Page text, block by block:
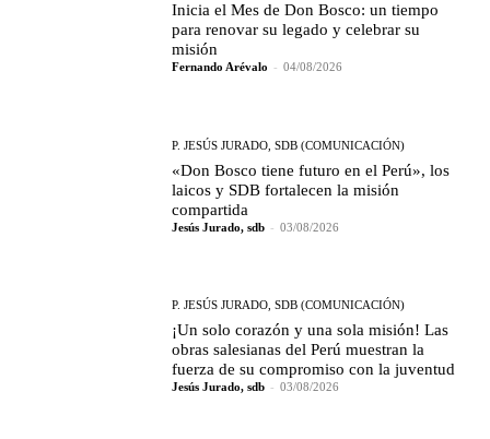
Inicia el Mes de Don Bosco: un tiempo
para renovar su legado y celebrar su
misión
Fernando Arévalo - 04/08/2026
P. JESÚS JURADO, SDB (COMUNICACIÓN)
«Don Bosco tiene futuro en el Perú», los
laicos y SDB fortalecen la misión
compartida
Jesús Jurado, sdb - 03/08/2026
P. JESÚS JURADO, SDB (COMUNICACIÓN)
¡Un solo corazón y una sola misión! Las
obras salesianas del Perú muestran la
fuerza de su compromiso con la juventud
Jesús Jurado, sdb - 03/08/2026